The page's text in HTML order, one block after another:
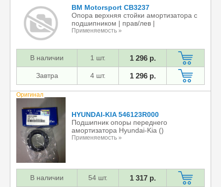
BM Motorsport CB3237
Опора верхняя стойки амортизатора с
подшипником | прав/лев |
Применяемость »
В наличии 1 шт. 1 296 р.
Завтра 4 шт. 1 296 р.
Оригинал
HYUNDAI-KIA 546123R000
Подшипник опоры переднего
амортизатора Hyundai-Kia ()
Применяемость »
В наличии 54 шт. 1 317 р.